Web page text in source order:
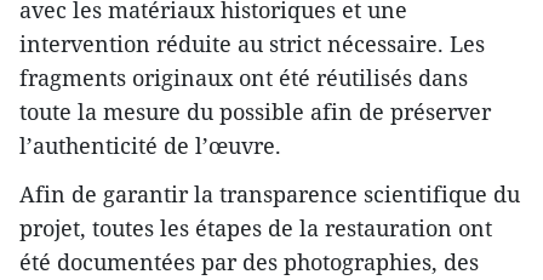
avec les matériaux historiques et une
intervention réduite au strict nécessaire. Les
fragments originaux ont été réutilisés dans
toute la mesure du possible afin de préserver
l’authenticité de l’œuvre.
Afin de garantir la transparence scientifique du
projet, toutes les étapes de la restauration ont
été documentées par des photographies, des